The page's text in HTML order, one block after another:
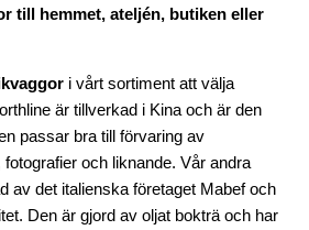
till hemmet, ateljén, butiken eller
i vårt sortiment att välja
är tillverkad i Kina och är den
passar bra till förvaring av
och liknande. Vår andra
av det italienska företaget Mabef och
Den är gjord av oljat bokträ och har